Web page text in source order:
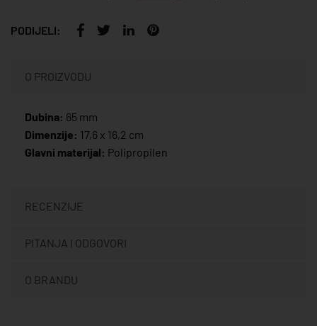
PODIJELI:
O PROIZVODU
Dubina: 65 mm
Dimenzije: 17,6 x 16,2 cm
Glavni materijal: Polipropilen
RECENZIJE
PITANJA I ODGOVORI
O BRANDU